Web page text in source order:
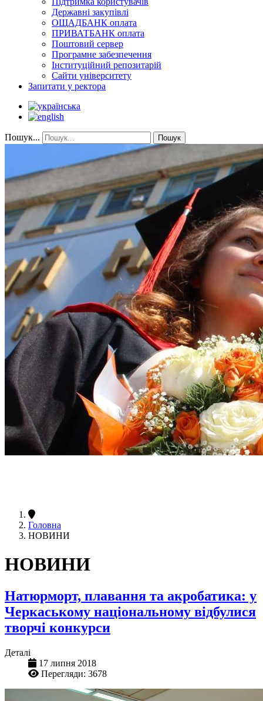
Державні закупівлі
ОЩАДБАНК оплата
ПРИВАТБАНК оплата
Поштовий сервер
Програмне забезпечення
Інституційний репозитарій
Сайти університету
Запитати у ректора
Пошук... Пошук
Головна
НОВИНИ
НОВИНИ
Натюрморт, плавання та акробатика: у
Черкаському національному відбулися
творчі конкурси
Деталі
17 липня 2018
Перегляди: 3678